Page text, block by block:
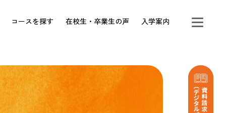
コースを探す 在校生・卒業生の声 入学案内